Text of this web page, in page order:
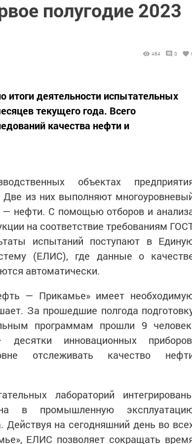
полугодие 2023
464 0
деятельности испытательных
текущего года. Всего
качества нефти и
объектах
из них выполняют
— нефти. С помощью отборов и
на соответствие требованиям
испытаний поступают в
(ЕЛИС), где данные о
автоматически.
— Прикамье» имеет
За прошедшие полгода
программам прошли 9
инновационных
отслеживать качество
лабораторий
в промышленную
Действуя на сегодняшний день во
ЕЛИС позволяет сокращать